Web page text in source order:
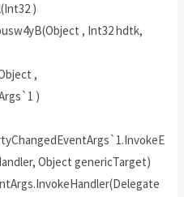
)
, Int32 hdtk,
,
)
Object genericTarget)